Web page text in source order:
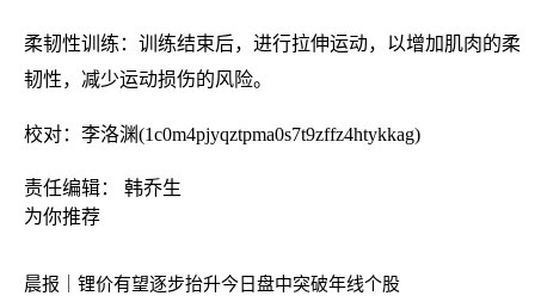
柔韧性训练：训练结束后，进行拉伸运动，以增加肌肉的柔
韧性，减少运动损伤的风险。
校对：李洛渊(1c0m4pjyqztpma0s7t9zffz4htykkag)
责任编辑： 韩乔生
为你推荐
晨报｜锂价有望逐步抬升今日盘中突破年线个股